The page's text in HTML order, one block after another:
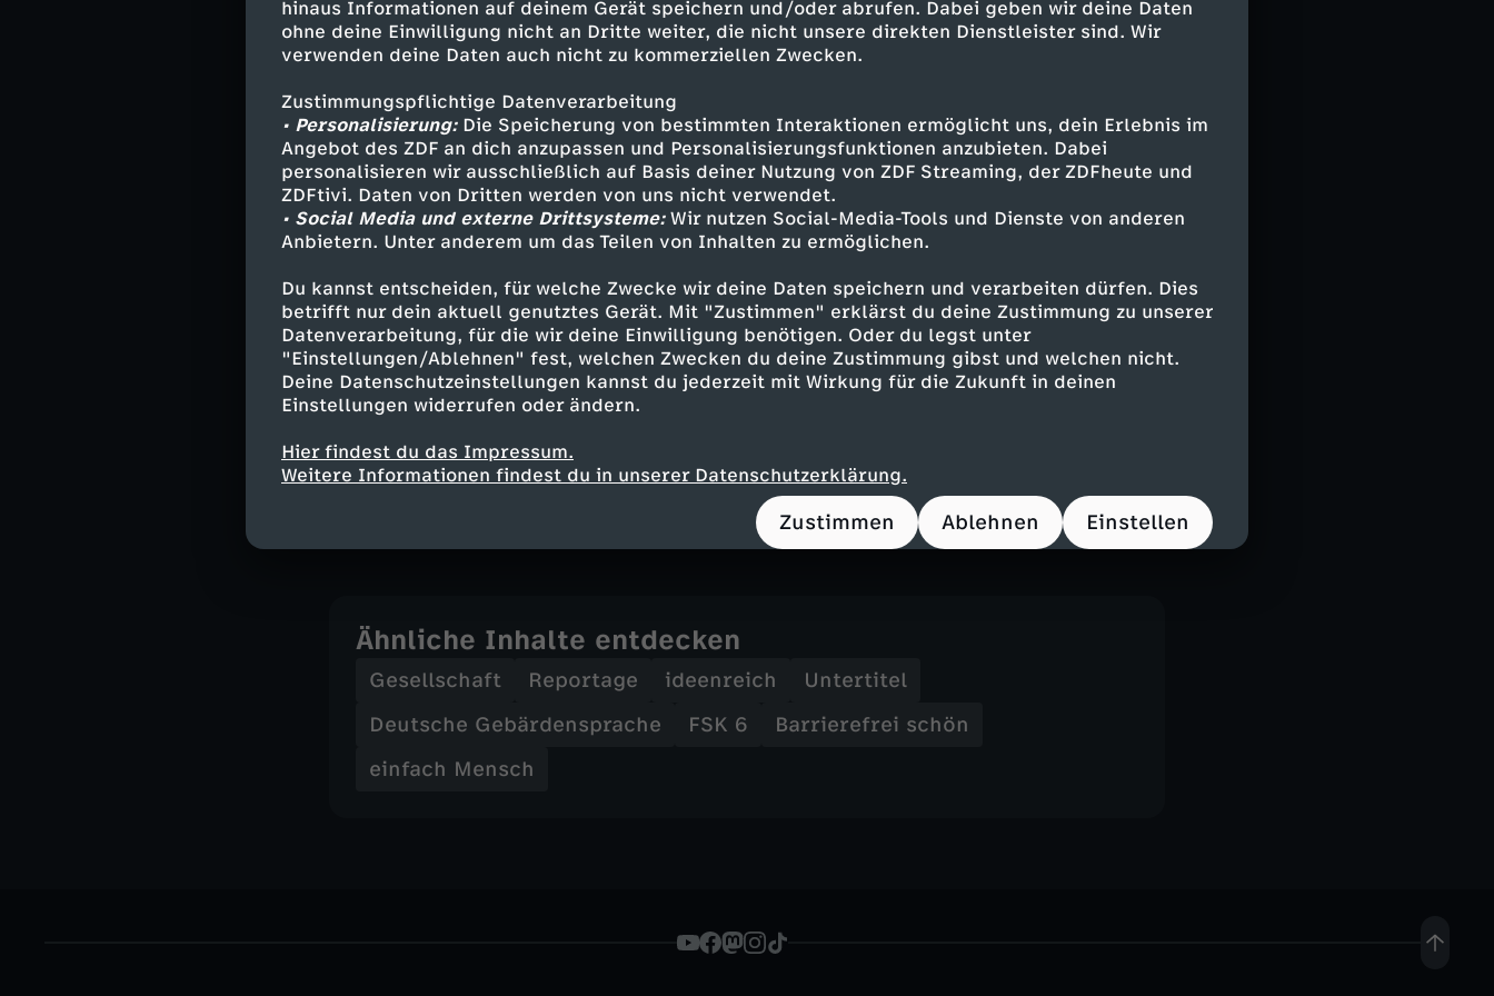
hinaus Informationen auf deinem Gerät speichern und/oder abrufen. Dabei geben wir deine Daten
ohne deine Einwilligung nicht an Dritte weiter, die nicht unsere direkten Dienstleister sind. Wir
verwenden deine Daten auch nicht zu kommerziellen Zwecken.
Zustimmungspflichtige Datenverarbeitung
• Personalisierung:Die Speicherung von bestimmten Interaktionen ermöglicht uns, dein Erlebnis im
Angebot des ZDF an dich anzupassen und Personalisierungsfunktionen anzubieten. Dabei
personalisieren wir ausschließlich auf Basis deiner Nutzung von ZDF Streaming, der ZDFheute und
ZDFtivi. Daten von Dritten werden von uns nicht verwendet.
• Social Media und externe Drittsysteme:Wir nutzen Social-Media-Tools und Dienste von anderen
Anbietern. Unter anderem um das Teilen von Inhalten zu ermöglichen.
Du kannst entscheiden, für welche Zwecke wir deine Daten speichern und verarbeiten dürfen. Dies
betrifft nur dein aktuell genutztes Gerät. Mit "Zustimmen" erklärst du deine Zustimmung zu unserer
Datenverarbeitung, für die wir deine Einwilligung benötigen. Oder du legst unter
"Einstellungen/Ablehnen" fest, welchen Zwecken du deine Zustimmung gibst und welchen nicht.
Deine Datenschutzeinstellungen kannst du jederzeit mit Wirkung für die Zukunft in deinen
Einstellungen widerrufen oder ändern.
Hier findest du das Impressum.
Weitere Informationen findest du in unserer Datenschutzerklärung.
Zustimmen Ablehnen Einstellen
vorkommen auf den glamourösen Laufstegen dieser Welt. Durch beharrliches
Nachhaken bei Verantwortlichen in der Modewelt sowie bei Designerinnen und
Designern will Amy Zayed das ändern.
Sie selbst kam schon früh mit dem Thema Mode in Berührung. Bereits in der
Jugend gibt ihre Mutter Amy wichtige Tipps. Zum Beispiel, dass es nicht nur
darum geht, welche Farben zusammenpassen und welche nicht, sondern mit
welchem Look man sich selbst zeigen möchte. "Mode hat immer, egal ob bei
Blinden oder Sehenden, etwas mit Identität zu tun." Die Ratschläge ihrer
Mutter ermutigen Amy, sich mit Mode und Popkultur auseinanderzusetzen und
zu recherchieren: "Was heißt eigentlich Punkmode, wer ist Vivienne Westwood,
und was zeichnet Designer wie Chanel aus?" Dadurch hat Amy ihren ganz
eigenen Modestil entwickelt. Der liegt mittlerweile irgendwo zwischen Punk
und Indie – garniert mit Ideen, die auf ihre eigenen ägyptischen Wurzeln
zurückgehen.
Die Zuschauerinnen und Zuschauer erleben, wie Amy in die Welt der VIENNA
FASHION WEEK eintaucht, sich mit Designerinnen austauscht und beim
Reeperbahn Festival in Hamburg ihrer Arbeit und Leidenschaft für Popkultur
Ähnliche Inhalte entdecken
Gesellschaft Reportage ideenreich
Untertitel
Deutsche Gebärdensprache
FSK 6
Barrierefrei schön
einfach Mensch